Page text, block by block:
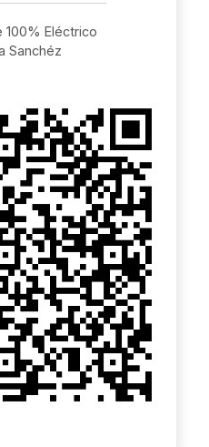
100% Eléctrico
Sanchéz